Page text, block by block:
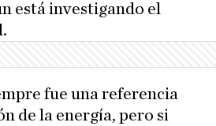
está investigando el
fue una referencia
de la energía, pero si